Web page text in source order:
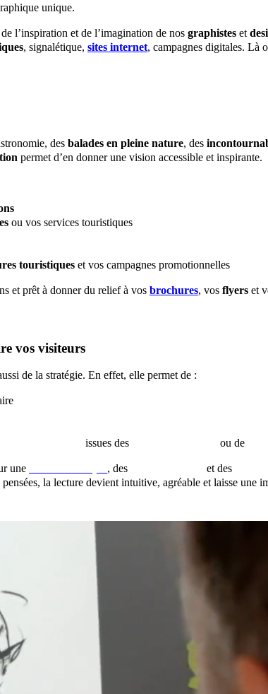
unique.
l’inspiration et de l’imagination de nos graphistes et
, signalétique, sites internet, campagnes digitales. Là
des balades en pleine nature, des
permet d’en donner une vision accessible et inspirante.
ou vos services touristiques
touristiques et vos campagnes promotionnelles
et prêt à donner du relief à vos brochures, vos flyers et
vos visiteurs
de la stratégie. En effet, elle permet de :
issues des ou de
une , des et des
pensées, la lecture devient intuitive, agréable et laisse une